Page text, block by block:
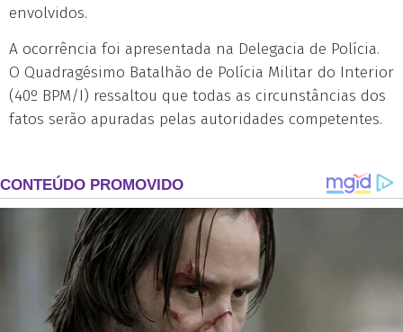
envolvidos.
A ocorrência foi apresentada na Delegacia de Polícia.
O Quadragésimo Batalhão de Polícia Militar do Interior
(40º BPM/I) ressaltou que todas as circunstâncias dos
fatos serão apuradas pelas autoridades competentes.